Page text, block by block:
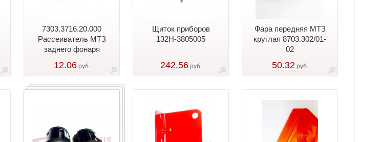
7303.3716.20.000
Рассеиватель МТЗ
заднего фонаря
12.06руб.
Щиток приборов
132Н-3805005
242.56руб.
Фара передняя МТЗ
круглая 8703.302/01-
02
50.32руб.